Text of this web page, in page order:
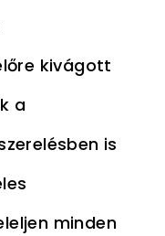
kivágott
a
is
minden